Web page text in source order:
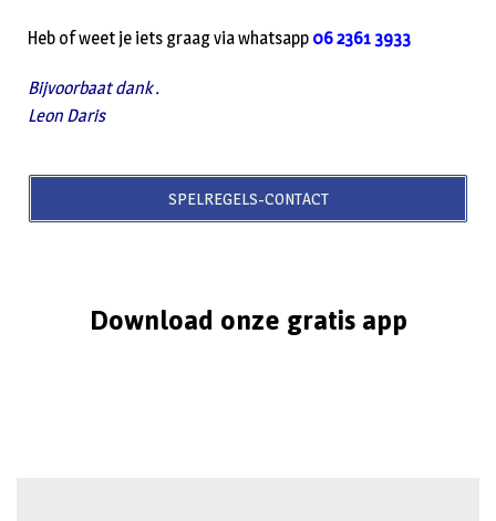
Heb of weet je iets graag via whatsapp 06 2361 3933
Bijvoorbaat dank .
Leon Daris
SPELREGELS-CONTACT
Download onze gratis app